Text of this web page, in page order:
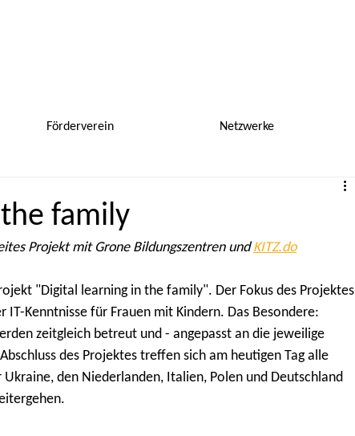
Förderverein Netzwerke
family
Projekt mit Grone Bildungszentren und KITZ.do
"Digital learning in the family". Der Fokus des Projektes
Kenntnisse für Frauen mit Kindern. Das Besondere:
zeitgleich betreut und - angepasst an die jeweilige
des Projektes treffen sich am heutigen Tag alle
den Niederlanden, Italien, Polen und Deutschland